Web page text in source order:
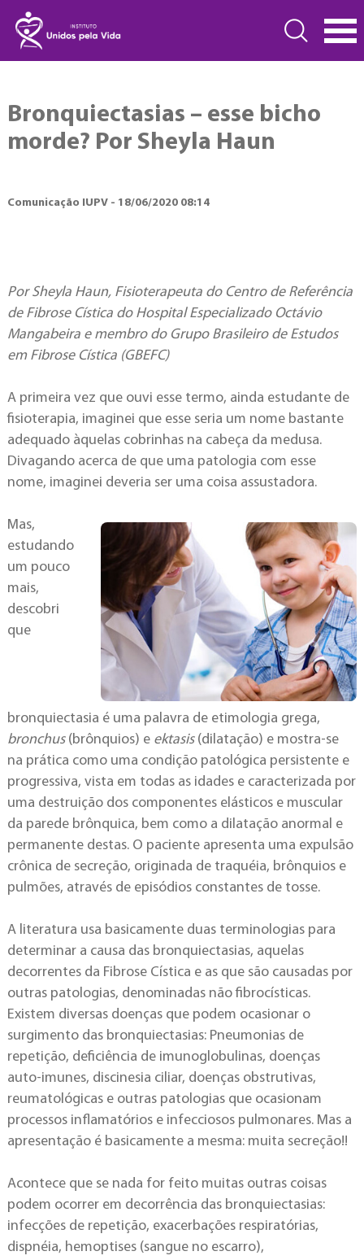
Bronquiectasias – esse bicho
morde? Por Sheyla Haun
Comunicação IUPV - 18/06/2020 08:14
Por Sheyla Haun, Fisioterapeuta do Centro de Referência
de Fibrose Cística do Hospital Especializado Octávio
Mangabeira e membro do Grupo Brasileiro de Estudos
em Fibrose Cística (GBEFC)
A primeira vez que ouvi esse termo, ainda estudante de
fisioterapia, imaginei que esse seria um nome bastante
adequado àquelas cobrinhas na cabeça da medusa.
Divagando acerca de que uma patologia com esse
nome, imaginei deveria ser uma coisa assustadora.
Mas,
estudando
um pouco
mais,
descobri
que
bronquiectasia é uma palavra de etimologia grega,
bronchus (brônquios) e ektasis(dilatação) e mostra-se
na prática como uma condição patológica persistente e
progressiva, vista em todas as idades e caracterizada por
uma destruição dos componentes elásticos e muscular
da parede brônquica, bem como a dilatação anormal e
permanente destas. O paciente apresenta uma expulsão
crônica de secreção, originada de traquéia, brônquios e
pulmões, através de episódios constantes de tosse.
A literatura usa basicamente duas terminologias para
determinar a causa das bronquiectasias, aquelas
decorrentes da Fibrose Cística e as que são causadas por
outras patologias, denominadas não fibrocísticas.
Existem diversas doenças que podem ocasionar o
surgimento das bronquiectasias: Pneumonias de
repetição, deficiência de imunoglobulinas, doenças
auto-imunes, discinesia ciliar, doenças obstrutivas,
reumatológicas e outras patologias que ocasionam
processos inflamatórios e infecciosos pulmonares. Mas a
apresentação é basicamente a mesma: muita secreção!!
Acontece que se nada for feito muitas outras coisas
podem ocorrer em decorrência das bronquiectasias:
infecções de repetição, exacerbações respiratórias,
dispnéia, hemoptises (sangue no escarro),